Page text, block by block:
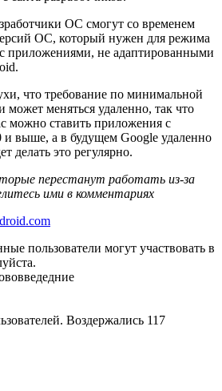
ОС смогут со временем
ОС, который нужен для режима
приложениями, не адаптированными
что требование по минимальной
меняться удаленно, так что
можно ставить приложения с
выше, а в будущем Google удаленно
делать это регулярно.
перестанут работать из-за
ими в комментариях
пользователи могут участвовать в
Воздержались 117